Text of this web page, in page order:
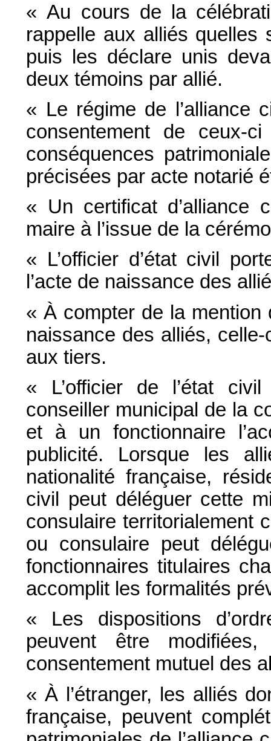
« Au cours de la
rappelle aux alliés quelles
puis les déclare unis
deux témoins par allié.
« Le régime de l’alliance
consentement de ceux-
conséquences
précisées par acte notarié
« Un certificat d’alliance
maire à l’issue de la
« L’officier d’état civil
l’acte de naissance des
« À compter de la mention
naissance des alliés,
aux tiers.
« L’officier de l’état
conseiller municipal de la
et à un fonctionnaire
publicité. Lorsque les
nationalité française,
civil peut déléguer cette
consulaire territorialement
ou consulaire peut
fonctionnaires titulaires
accomplit les formalités
« Les dispositions
peuvent être
consentement mutuel des
« À l’étranger, les alliés
française, peuvent